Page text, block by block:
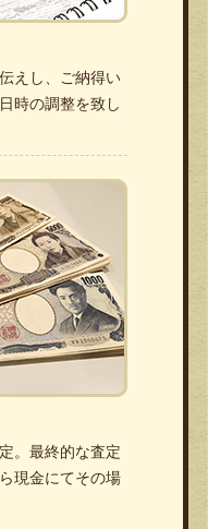
えし、ご納得い
時の調整を致し
。最終的な査定
現金にてその場